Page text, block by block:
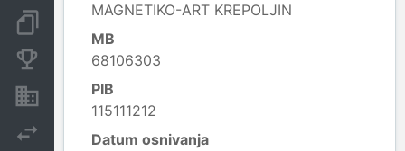
Konkurentske kompanije
Nekretnine i imovina
MAGNETIKO-ART KREPOLJIN
MB
68106303
PIB
115111212
Datum osnivanja